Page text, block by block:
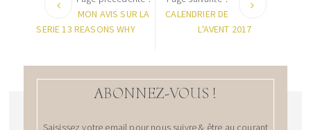
MON AVIS SUR LA
SERIE 13 REASONS WHY
CALENDRIER DE
L'AVENT 2017
ABONNEZ-VOUS !
Saisissez votre email pour nous suivre & être au courant